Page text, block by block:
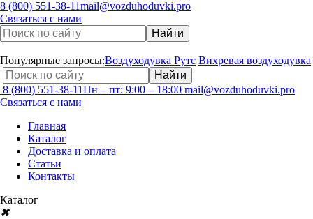
8 (800) 551-38-11mail@vozduhoduvki.pro
Связаться с нами
Популярные запросы:Воздуходувка Рутс Вихревая воздуходувка
8 (800) 551-38-11Пн – пт: 9:00 – 18:00 mail@vozduhoduvki.pro
Связаться с нами
Главная
Каталог
Доставка и оплата
Статьи
Контакты
Каталог
✖